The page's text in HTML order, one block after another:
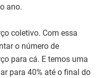
ano.
coletivo. Com essa
o número de
para cá. E temos uma
para 40% até o final do